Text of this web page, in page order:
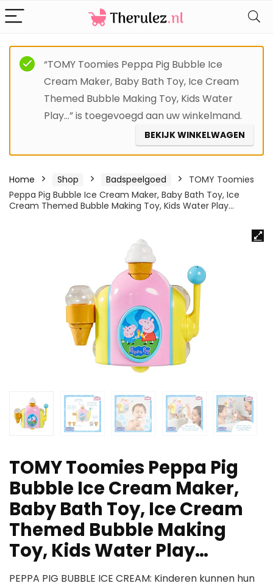
“TOMY Toomies Peppa Pig Bubble Ice
Cream Maker, Baby Bath Toy, Ice Cream
Themed Bubble Making Toy, Kids Water
Play…” is toegevoegd aan uw winkelmand.
BEKIJK WINKELWAGEN
Home Shop Badspeelgoed
TOMY Toomies
Peppa Pig Bubble Ice Cream Maker, Baby Bath Toy, Ice
Cream Themed Bubble Making Toy, Kids Water Play…
TOMY Toomies Peppa Pig
Bubble Ice Cream Maker,
Baby Bath Toy, Ice Cream
Themed Bubble Making
Toy, Kids Water Play…
PEPPA PIG BUBBLE ICE CREAM: Kinderen kunnen hun